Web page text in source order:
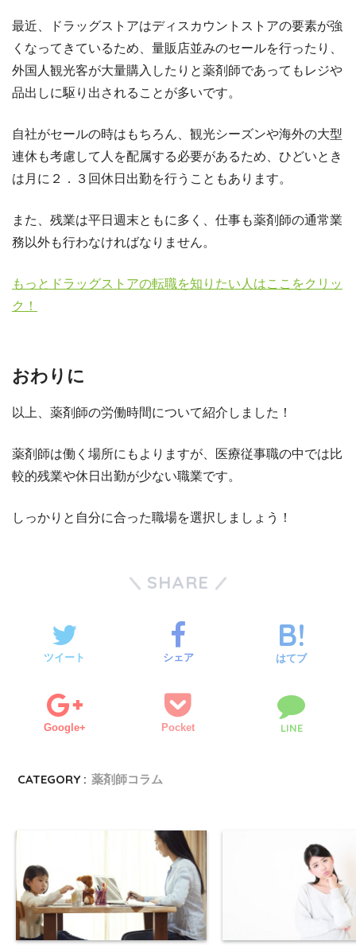
最近、ドラッグストアはディスカウントストアの要素が強
くなってきているため、量販店並みのセールを行ったり、
外国人観光客が大量購入したりと薬剤師であってもレジや
品出しに駆り出されることが多いです。
自社がセールの時はもちろん、観光シーズンや海外の大型
連休も考慮して人を配属する必要があるため、ひどいとき
は月に２．３回休日出勤を行うこともあります。
また、残業は平日週末ともに多く、仕事も薬剤師の通常業
務以外も行わなければなりません。
もっとドラッグストアの転職を知りたい人はここをクリッ
ク！
おわりに
以上、薬剤師の労働時間について紹介しました！
薬剤師は働く場所にもよりますが、医療従事職の中では比
較的残業や休日出勤が少ない職業です。
しっかりと自分に合った職場を選択しましょう！
SHARE
ツイート シェア はてブ
Google+ Pocket LINE
CATEGORY : 薬剤師コラム